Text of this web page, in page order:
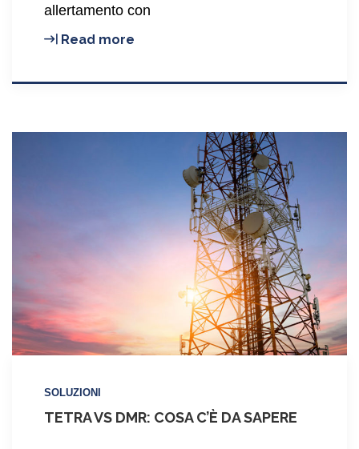
allertamento con
Read more
SOLUZIONI
TETRA VS DMR: COSA C’È DA SAPERE